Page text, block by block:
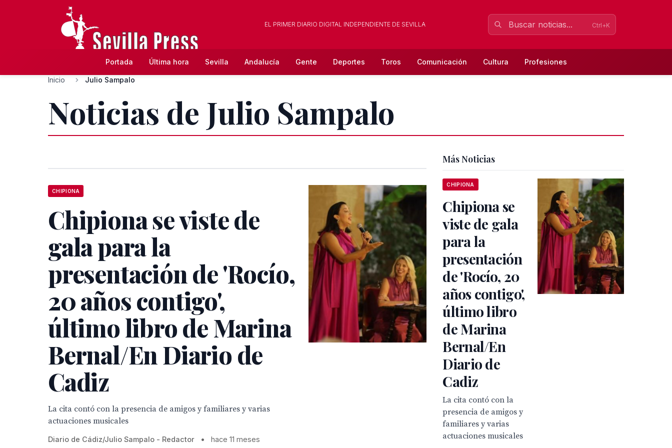
EL PRIMER DIARIO DIGITAL INDEPENDIENTE DE SEVILLA Ctrl+K
Portada Última hora Sevilla Andalucía Gente Deportes Toros Comunicación Cultura Profesiones
Inicio Julio Sampalo
Noticias de Julio Sampalo
CHIPIONA
Chipiona se viste de
gala para la
presentación de 'Rocío,
20 años contigo',
último libro de Marina
Bernal/En Diario de
Cadiz
La cita contó con la presencia de amigos y familiares y varias
actuaciones musicales
Diario de Cádiz/Julio Sampalo - Redactor • hace 11 meses
Más Noticias
CHIPIONA
Chipiona se
viste de gala
para la
presentación
de 'Rocío, 20
años contigo',
último libro
de Marina
Bernal/En
Diario de
Cadiz
La cita contó con la
presencia de amigos y
familiares y varias
actuaciones musicales